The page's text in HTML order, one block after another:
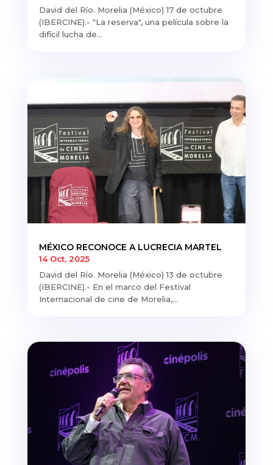
David del Río. Morelia (México) 17 de octubre
(IBERCINE).- "La reserva", una película sobre la
difícil lucha de...
MÉXICO RECONOCE A LUCRECIA MARTEL
14 Oct, 2025
David del Río. Morelia (México) 13 de octubre
(IBERCINE).- En el marco del Festival
Internacional de cine de Morelia,...